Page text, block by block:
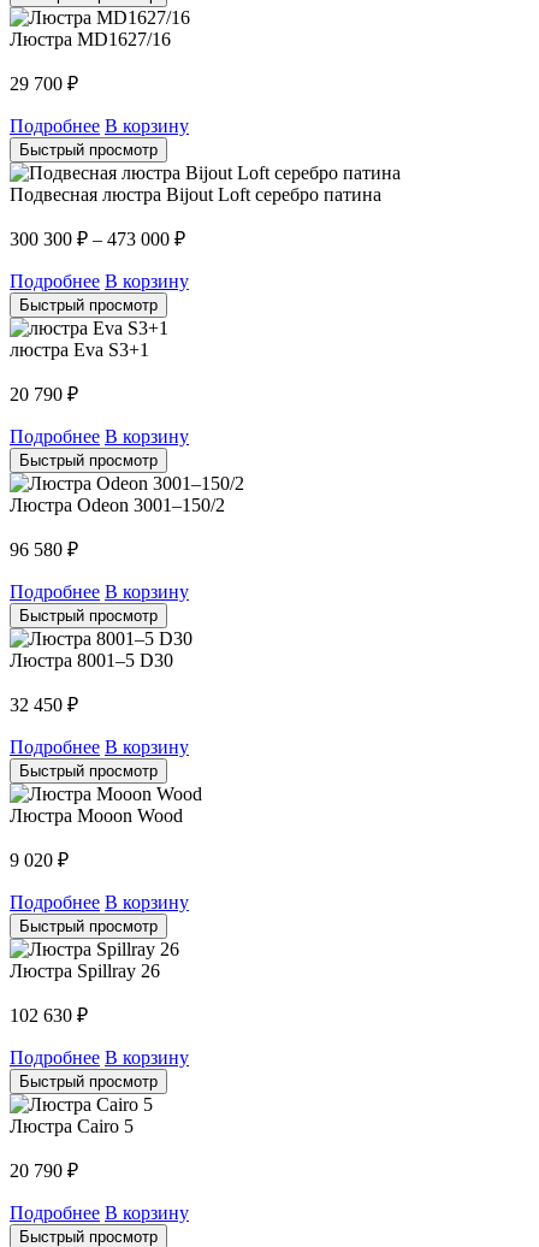
Люстра MD1627/16
29 700 ₽
Подробнее В корзину
Быстрый просмотр
Подвесная люстра Bijout Loft серебро патина
300 300 ₽ – 473 000 ₽
Подробнее В корзину
Быстрый просмотр
люстра Eva S3+1
20 790 ₽
Подробнее В корзину
Быстрый просмотр
Люстра Odeon 3001–150/2
96 580 ₽
Подробнее В корзину
Быстрый просмотр
Люстра 8001–5 D30
32 450 ₽
Подробнее В корзину
Быстрый просмотр
Люстра Mooon Wood
9 020 ₽
Подробнее В корзину
Быстрый просмотр
Люстра Spillray 26
102 630 ₽
Подробнее В корзину
Быстрый просмотр
Люстра Cairo 5
20 790 ₽
Подробнее В корзину
Быстрый просмотр